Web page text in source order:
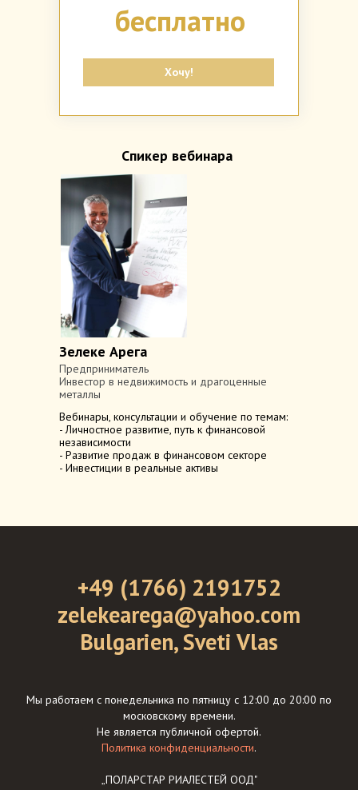
Хочу!
бесплатно
Спикер вебинара
Предприниматель
Инвестор в недвижимость и драгоценные
металлы
Зелеке Арега
Вебинары, консультации и обучение по темам:
- Личностное развитие, путь к финансовой
независимости
- Развитие продаж в финансовом секторе
- Инвестиции в реальные активы
+49 (1766) 2191752
zelekearega@yahoo.com
Bulgarien, Sveti Vlas
Мы работаем с понедельника по пятницу с 12:00 до 20:00 по
московскому времени.
Не является публичной офертой.
Политика конфиденциальности.
„ПОЛАРСТАР РИАЛЕСТЕЙ ООД"